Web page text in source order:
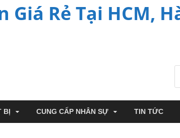
Giá Rẻ Tại HCM,
BỊ CUNG CẤP NHÂN SỰ TIN TỨC